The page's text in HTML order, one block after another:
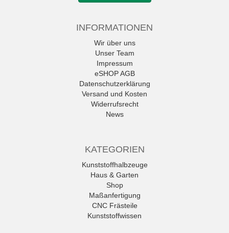
INFORMATIONEN
Wir über uns
Unser Team
Impressum
eSHOP AGB
Datenschutzerklärung
Versand und Kosten
Widerrufsrecht
News
KATEGORIEN
Kunststoffhalbzeuge
Haus & Garten
Shop
Maßanfertigung
CNC Frästeile
Kunststoffwissen